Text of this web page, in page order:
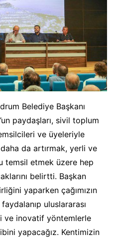
Belediye Başkanı
paydaşları, sivil toplum
ve üyeleriyle
da artırmak, yerli ve
temsil etmek üzere hep
belirtti. Başkan
yaparken çağımızın
uluslararası
ve inovatif yöntemlerle
yapacağız. Kentimizin